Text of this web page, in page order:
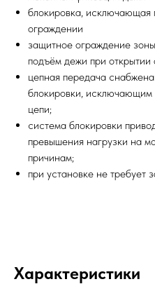
блокировка, исключающая
ограждении
защитное ограждение
подъём дежи при открытии
цепная передача
блокировки,
цепи;
система блокировки
превышения нагрузки на
причинам;
при установке не требует
Характеристики